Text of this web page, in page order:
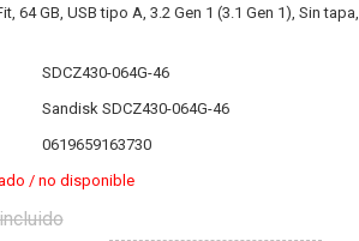
64 GB, USB tipo A, 3.2 Gen 1 (3.1 Gen 1), Sin tapa,
SDCZ430-064G-46
Sandisk SDCZ430-064G-46
0619659163730
/ no disponible